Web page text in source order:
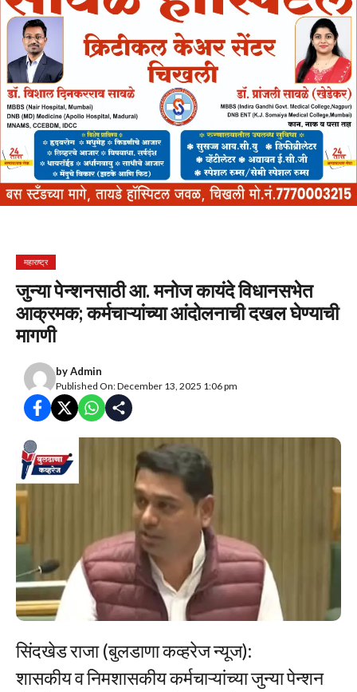
महाराष्ट्र
जुन्या पेन्शनसाठी आ. मनोज कायंदे विधानसभेत
आक्रमक; कर्मचाऱ्यांच्या आंदोलनाची दखल घेण्याची
मागणी
byAdmin
Published On: December 13, 2025 1:06 pm
सिंदखेड राजा (बुलडाणा कव्हरेज न्यूज):
शासकीय व निमशासकीय कर्मचाऱ्यांच्या जुन्या पेन्शन